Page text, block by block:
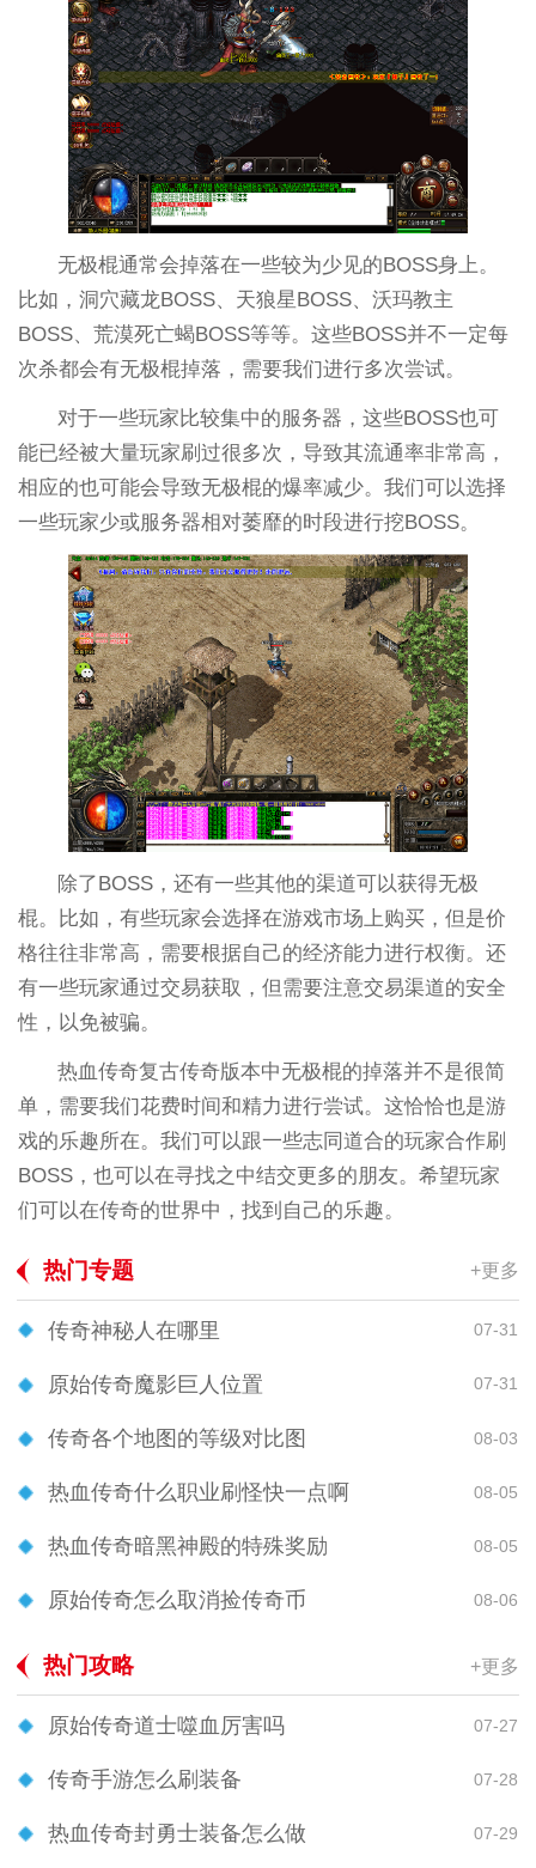
无极棍通常会掉落在一些较为少见的BOSS身上。
比如，洞穴藏龙BOSS、天狼星BOSS、沃玛教主
BOSS、荒漠死亡蝎BOSS等等。这些BOSS并不一定每
次杀都会有无极棍掉落，需要我们进行多次尝试。
对于一些玩家比较集中的服务器，这些BOSS也可
能已经被大量玩家刷过很多次，导致其流通率非常高，
相应的也可能会导致无极棍的爆率减少。我们可以选择
一些玩家少或服务器相对萎靡的时段进行挖BOSS。
除了BOSS，还有一些其他的渠道可以获得无极
棍。比如，有些玩家会选择在游戏市场上购买，但是价
格往往非常高，需要根据自己的经济能力进行权衡。还
有一些玩家通过交易获取，但需要注意交易渠道的安全
性，以免被骗。
热血传奇复古传奇版本中无极棍的掉落并不是很简
单，需要我们花费时间和精力进行尝试。这恰恰也是游
戏的乐趣所在。我们可以跟一些志同道合的玩家合作刷
BOSS，也可以在寻找之中结交更多的朋友。希望玩家
们可以在传奇的世界中，找到自己的乐趣。
热门专题 +更多
传奇神秘人在哪里 07-31
原始传奇魔影巨人位置 07-31
传奇各个地图的等级对比图 08-03
热血传奇什么职业刷怪快一点啊 08-05
热血传奇暗黑神殿的特殊奖励 08-05
原始传奇怎么取消捡传奇币 08-06
热门攻略 +更多
原始传奇道士噬血厉害吗 07-27
传奇手游怎么刷装备 07-28
热血传奇封勇士装备怎么做 07-29